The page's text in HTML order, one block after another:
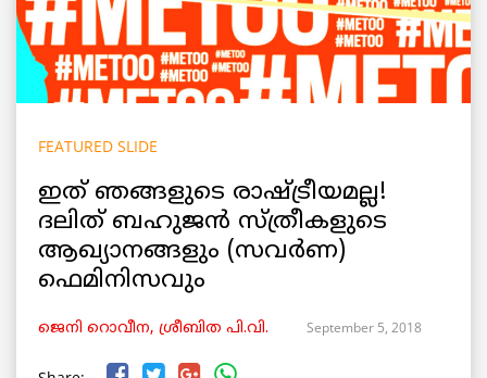
FEATURED SLIDE
ഇത് ഞങ്ങളുടെ രാഷ്ട്രീയമല്ല!
ദലിത് ബഹുജന്‍ സ്ത്രീകളുടെ
ആഖ്യാനങ്ങളും (സവർണ)
ഫെമിനിസവും
ജെനി റൊവീന, ശ്രീബിത പി.വി. September 5, 2018